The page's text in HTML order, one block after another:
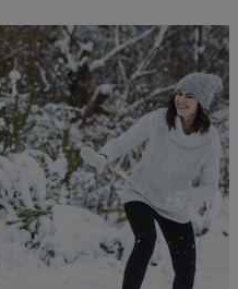
en prenant le temps de
en respectant les saisons.